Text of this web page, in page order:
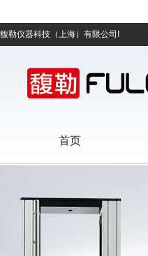
馥勒仪器科技（上海）有限公司!
首页